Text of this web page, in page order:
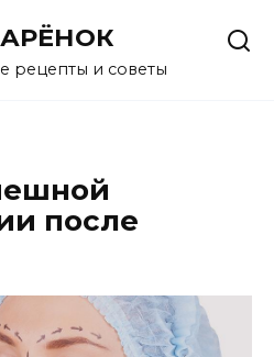
рецепты и советы
после